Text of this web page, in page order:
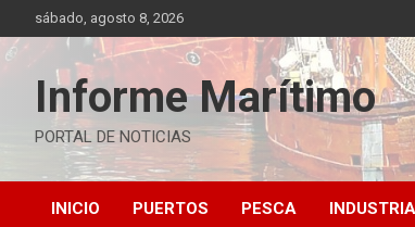
al
contenido
sábado, agosto 8, 2026
Informe Marítimo
PORTAL DE NOTICIAS
INICIO PUERTOS PESCA